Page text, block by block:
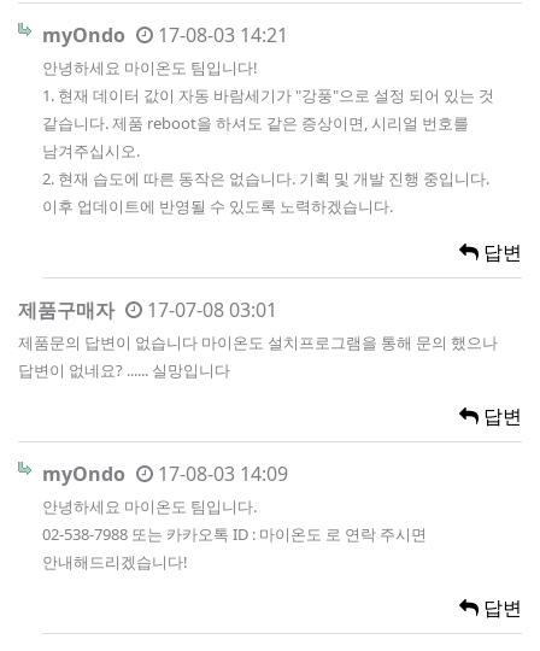
myOndo 17-08-03 14:21
안녕하세요 마이온도 팀입니다!
1. 현재 데이터 값이 자동 바람세기가 "강풍"으로 설정 되어 있는 것
같습니다. 제품 reboot을 하셔도 같은 증상이면, 시리얼 번호를
남겨주십시오.
2. 현재 습도에 따른 동작은 없습니다. 기획 및 개발 진행 중입니다.
이후 업데이트에 반영될 수 있도록 노력하겠습니다.
답변
제품구매자 17-07-08 03:01
제품문의 답변이 없습니다 마이온도 설치프로그램을 통해 문의 했으나
답변이 없네요? ...... 실망입니다
답변
myOndo 17-08-03 14:09
안녕하세요 마이온도 팀입니다.
02-538-7988 또는 카카오톡 ID : 마이온도 로 연락 주시면
안내해드리겠습니다!
답변